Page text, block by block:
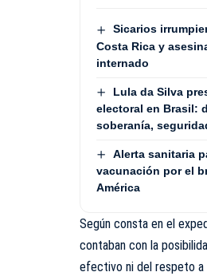
Sicarios
Costa Rica y
internado
Lula da Silva
electoral en Brasil:
soberanía,
Alerta sanitaria
vacunación por el
América
Según consta en el
contaban con la
efectivo ni del respeto